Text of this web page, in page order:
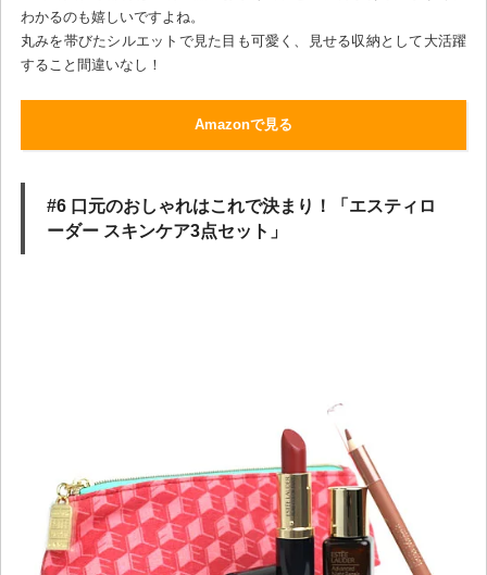
わかるのも嬉しいですよね。
丸みを帯びたシルエットで見た目も可愛く、見せる収納として大活躍
すること間違いなし！
Amazonで見る
#6 口元のおしゃれはこれで決まり！「エスティロ
ーダー スキンケア3点セット」